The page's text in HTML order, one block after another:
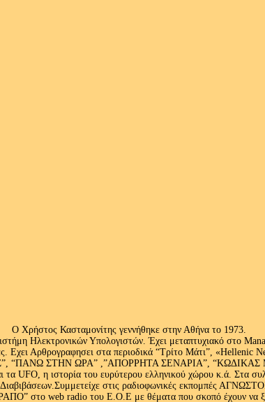
Ο Χρήστος Κασταμονίτης γεννήθηκε στην Αθήνα το 1973.
Ηλεκτρονικών Υπολογιστών. Έχει μεταπτυχιακό στο
Εχει Αρθρογραφησει στα περιοδικά “Τρίτο Μάτι”,
ΣΤΗΝ ΩΡΑ” ,”ΑΠΟΡΡΗΤΑ ΣΕΝΑΡΙΑ”, “ΚΩΔΙΚΑΣ
τα UFO, η ιστορία του ευρύτερου ελληνικού χώρου κ.ά. Στα
Διαβιβάσεων.Συμμετείχε στις ραδιοφωνικές εκπομπές
web radio του Ε.Ο.Ε με θέματα που σκοπό έχουν να